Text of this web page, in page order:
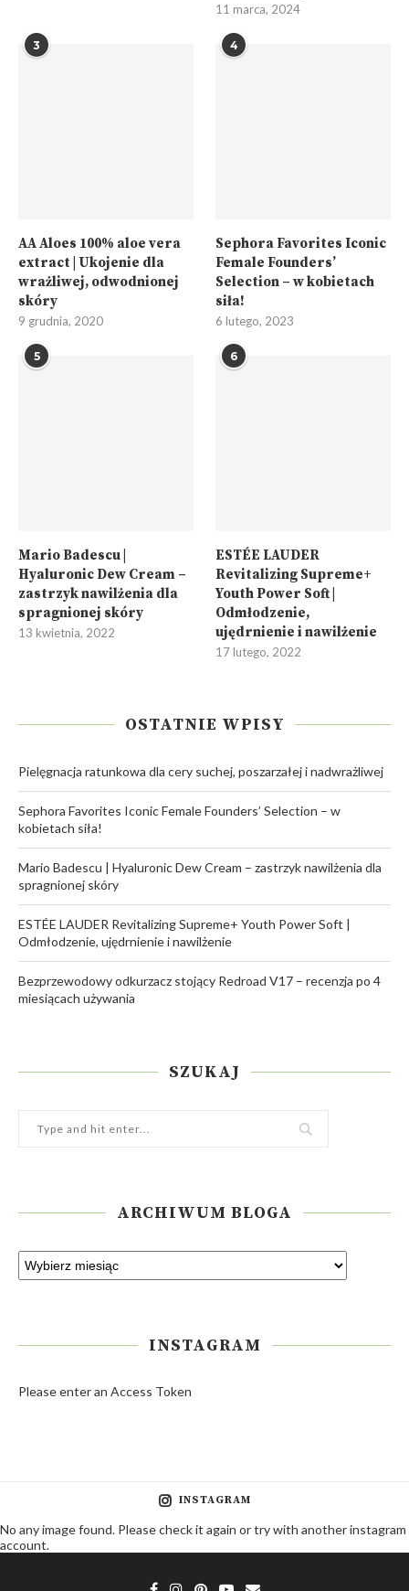
11 marca, 2024
3
AA Aloes 100% aloe vera
extract | Ukojenie dla
wrażliwej, odwodnionej
skóry
9 grudnia, 2020
4
Sephora Favorites Iconic
Female Founders’
Selection – w kobietach
siła!
6 lutego, 2023
5
Mario Badescu |
Hyaluronic Dew Cream –
zastrzyk nawilżenia dla
spragnionej skóry
13 kwietnia, 2022
6
ESTÉE LAUDER
Revitalizing Supreme+
Youth Power Soft |
Odmłodzenie,
ujędrnienie i nawilżenie
17 lutego, 2022
OSTATNIE WPISY
Pielęgnacja ratunkowa dla cery suchej, poszarzałej i nadwrażliwej
Sephora Favorites Iconic Female Founders’ Selection – w
kobietach siła!
Mario Badescu | Hyaluronic Dew Cream – zastrzyk nawilżenia dla
spragnionej skóry
ESTÉE LAUDER Revitalizing Supreme+ Youth Power Soft |
Odmłodzenie, ujędrnienie i nawilżenie
Bezprzewodowy odkurzacz stojący Redroad V17 – recenzja po 4
miesiącach używania
SZUKAJ
ARCHIWUM BLOGA
INSTAGRAM
Please enter an Access Token
INSTAGRAM
No any image found. Please check it again or try with another instagram
account.